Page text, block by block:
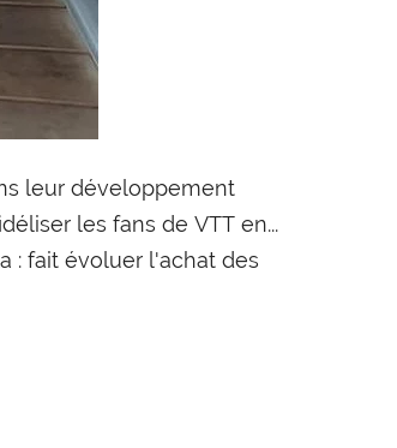
leur développement
les fans de VTT en...
: fait évoluer l'achat des